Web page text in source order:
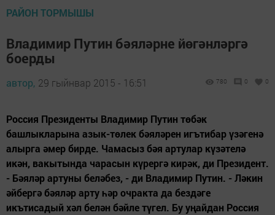
РАЙОН ТОРМЫШЫ
Владимир Путин бәяләрне йөгәнләргә
боерды
автор, 29 гыйнвар 2015 - 16:51 780 0 0
Россия Президенты Владимир Путин төбәк
башлыкларына азык-төлек бәяләрен игътибар үзәгенә
алырга әмер бирде. Чамасыз бәя артулар күзәтелә
икән, вакытында чарасын күрергә кирәк, ди Президент.
- Бәяләр артуны беләбез, - ди Владимир Путин. - Ләкин
әйбергә бәяләр арту һәр очракта да бездәге
икътисадый хәл белән бәйле түгел. Бу уңайдан Россия